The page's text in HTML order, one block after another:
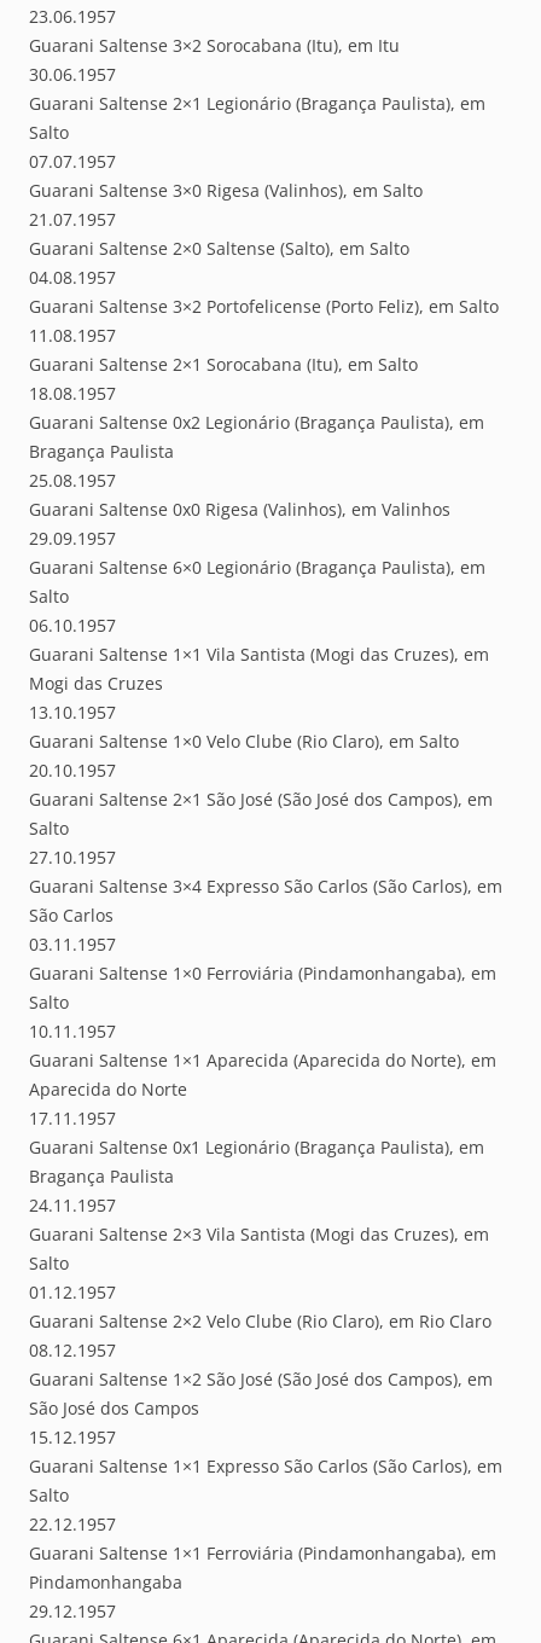
23.06.1957
Guarani Saltense 3×2 Sorocabana (Itu), em Itu
30.06.1957
Guarani Saltense 2×1 Legionário (Bragança Paulista), em
Salto
07.07.1957
Guarani Saltense 3×0 Rigesa (Valinhos), em Salto
21.07.1957
Guarani Saltense 2×0 Saltense (Salto), em Salto
04.08.1957
Guarani Saltense 3×2 Portofelicense (Porto Feliz), em Salto
11.08.1957
Guarani Saltense 2×1 Sorocabana (Itu), em Salto
18.08.1957
Guarani Saltense 0x2 Legionário (Bragança Paulista), em
Bragança Paulista
25.08.1957
Guarani Saltense 0x0 Rigesa (Valinhos), em Valinhos
29.09.1957
Guarani Saltense 6×0 Legionário (Bragança Paulista), em
Salto
06.10.1957
Guarani Saltense 1×1 Vila Santista (Mogi das Cruzes), em
Mogi das Cruzes
13.10.1957
Guarani Saltense 1×0 Velo Clube (Rio Claro), em Salto
20.10.1957
Guarani Saltense 2×1 São José (São José dos Campos), em
Salto
27.10.1957
Guarani Saltense 3×4 Expresso São Carlos (São Carlos), em
São Carlos
03.11.1957
Guarani Saltense 1×0 Ferroviária (Pindamonhangaba), em
Salto
10.11.1957
Guarani Saltense 1×1 Aparecida (Aparecida do Norte), em
Aparecida do Norte
17.11.1957
Guarani Saltense 0x1 Legionário (Bragança Paulista), em
Bragança Paulista
24.11.1957
Guarani Saltense 2×3 Vila Santista (Mogi das Cruzes), em
Salto
01.12.1957
Guarani Saltense 2×2 Velo Clube (Rio Claro), em Rio Claro
08.12.1957
Guarani Saltense 1×2 São José (São José dos Campos), em
São José dos Campos
15.12.1957
Guarani Saltense 1×1 Expresso São Carlos (São Carlos), em
Salto
22.12.1957
Guarani Saltense 1×1 Ferroviária (Pindamonhangaba), em
Pindamonhangaba
29.12.1957